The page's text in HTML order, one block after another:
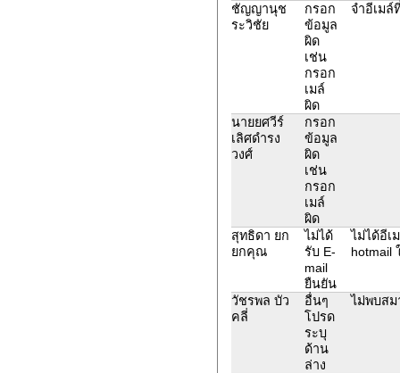
ชัญญานุช
ระวิชัย
กรอก
ข้อมูล
ผิด
เช่น
กรอก
เมล์
ผิด
จำอีเมล์
นายยศวีร์
เลิศดำรง
วงศ์
กรอก
ข้อมูล
ผิด
เช่น
กรอก
เมล์
ผิด
สุทธิดา ยก
ยกคุณ
ไม่ได้
รับ E-
mail
ยืนยัน
ไม่ได้อีเ
hotmail
วัชรพล บัว
คลี่
อื่นๆ
โปรด
ระบุ
ด้าน
ล่าง
ไม่พบสม